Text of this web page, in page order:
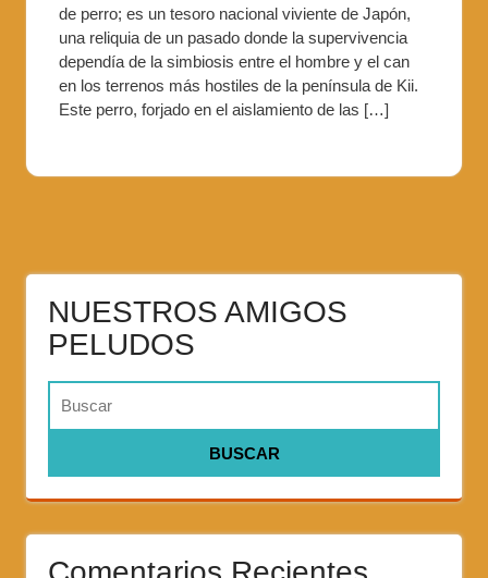
de perro; es un tesoro nacional viviente de Japón,
una reliquia de un pasado donde la supervivencia
dependía de la simbiosis entre el hombre y el can
en los terrenos más hostiles de la península de Kii.
Este perro, forjado en el aislamiento de las […]
NUESTROS AMIGOS
PELUDOS